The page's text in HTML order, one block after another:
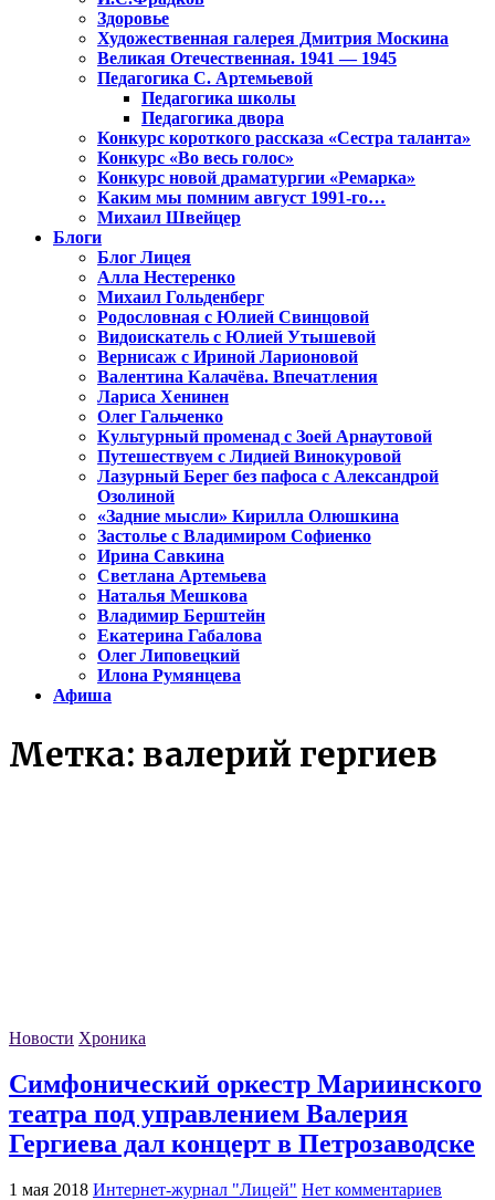
Здоровье
Художественная галерея Дмитрия Москина
Великая Отечественная. 1941 — 1945
Педагогика С. Артемьевой
Педагогика школы
Педагогика двора
Конкурс короткого рассказа «Сестра таланта»
Конкурс «Во весь голос»
Конкурс новой драматургии «Ремарка»
Каким мы помним август 1991-го…
Михаил Швейцер
Блоги
Блог Лицея
Алла Нестеренко
Михаил Гольденберг
Родословная с Юлией Свинцовой
Видоискатель с Юлией Утышевой
Вернисаж с Ириной Ларионовой
Валентина Калачёва. Впечатления
Лариса Хенинен
Олег Гальченко
Культурный променад с Зоей Арнаутовой
Путешествуем с Лидией Винокуровой
Лазурный Берег без пафоса с Александрой
Озолиной
«Задние мысли» Кирилла Олюшкина
Застолье с Владимиром Софиенко
Ирина Савкина
Светлана Артемьева
Наталья Мешкова
Владимир Берштейн
Екатерина Габалова
Олег Липовецкий
Илона Румянцева
Афиша
Метка: валерий гергиев
Новости Хроника
Симфонический оркестр Мариинского
театра под управлением Валерия
Гергиева дал концерт в Петрозаводске
1 мая 2018 Интернет-журнал "Лицей" Нет комментариев